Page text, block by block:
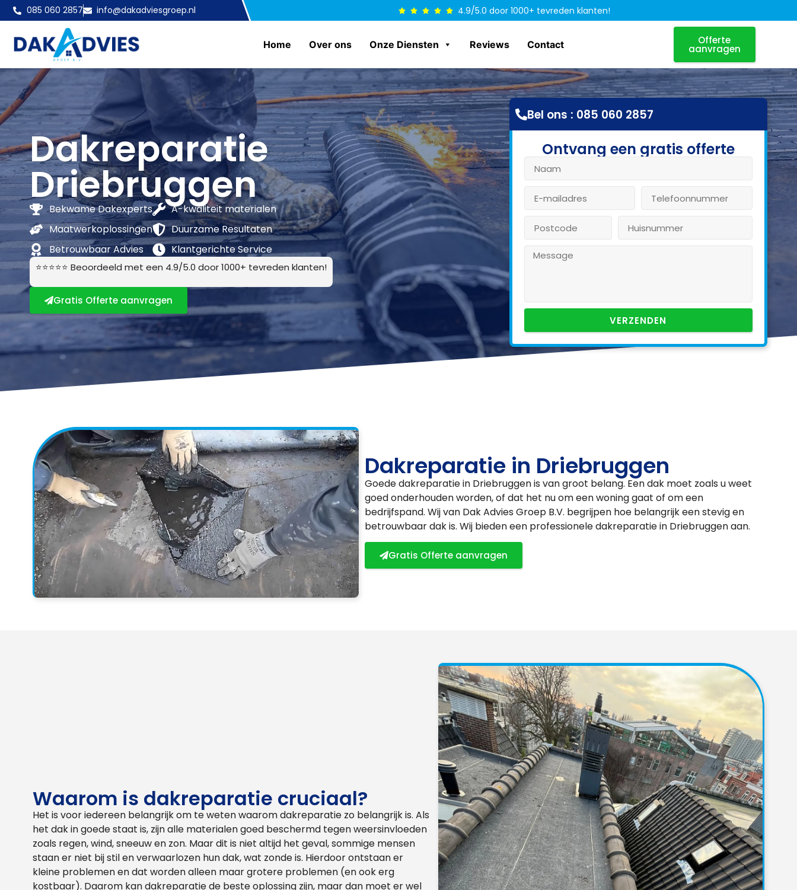
085 060 2857 info@dakadviesgroep.nl 4.9/5.0 door 1000+ tevreden klanten!
Home Over ons Onze Diensten Reviews Contact Offerte
aanvragen
Dakreparatie
Driebruggen
Bekwame Dakexperts
Maatwerkoplossingen
Betrouwbaar Advies
A-kwaliteit materialen
Duurzame Resultaten
Klantgerichte Service
⭐⭐⭐⭐⭐ Beoordeeld met een 4.9/5.0 door 1000+ tevreden klanten!
Gratis Offerte aanvragen
Bel ons : 085 060 2857
Ontvang een gratis offerte
VERZENDEN
Dakreparatie in Driebruggen
Goede dakreparatie in Driebruggen is van groot belang. Een dak moet zoals u weet
goed onderhouden worden, of dat het nu om een woning gaat of om een
bedrijfspand. Wij van Dak Advies Groep B.V. begrijpen hoe belangrijk een stevig en
betrouwbaar dak is. Wij bieden een professionele dakreparatie in Driebruggen aan.
Gratis Offerte aanvragen
Waarom is dakreparatie cruciaal?
Het is voor iedereen belangrijk om te weten waarom dakreparatie zo belangrijk is. Als
het dak in goede staat is, zijn alle materialen goed beschermd tegen weersinvloeden
zoals regen, wind, sneeuw en zon. Maar dit is niet altijd het geval, sommige mensen
staan er niet bij stil en verwaarlozen hun dak, wat zonde is. Hierdoor ontstaan er
kleine problemen en dat worden alleen maar grotere problemen (en ook erg
kostbaar). Daarom kan dakreparatie de beste oplossing zijn, maar dan moet er wel